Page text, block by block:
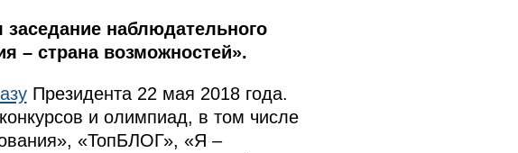
наблюдательного
– страна возможностей».
Президента 22 мая 2018 года.
и олимпиад, в том числе
«ТопБЛОГ», «Я –